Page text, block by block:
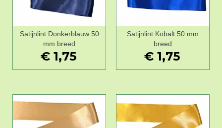
Satijnlint Donkerblauw 50
mm breed
€ 1,75
Satijnlint Kobalt 50 mm
breed
€ 1,75